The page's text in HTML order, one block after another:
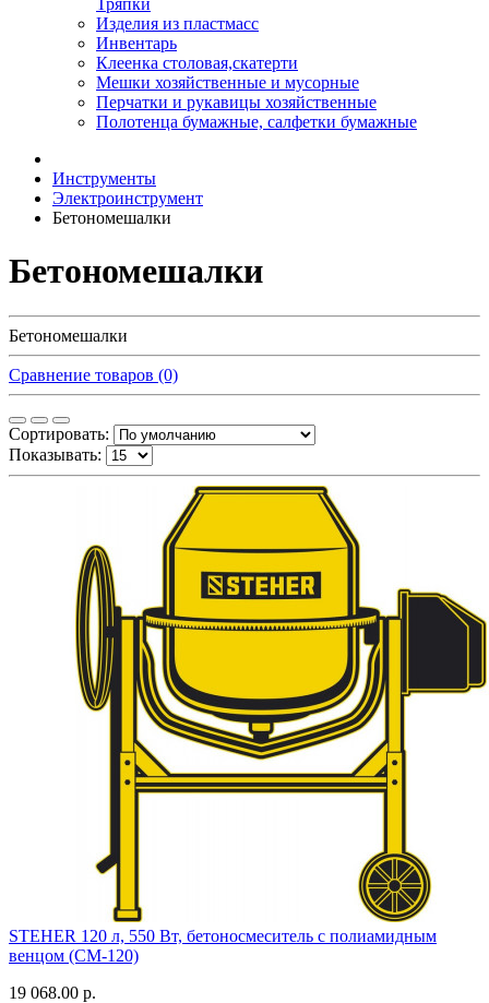
Тряпки
Изделия из пластмасс
Инвентарь
Клеенка столовая,скатерти
Мешки хозяйственные и мусорные
Перчатки и рукавицы хозяйственные
Полотенца бумажные, салфетки бумажные
Инструменты
Электроинструмент
Бетономешалки
Бетономешалки
Бетономешалки
Сравнение товаров (0)
Сортировать:
Показывать:
STEHER 120 л, 550 Вт, бетоносмеситель с полиамидным
венцом (CM-120)
19 068.00 р.